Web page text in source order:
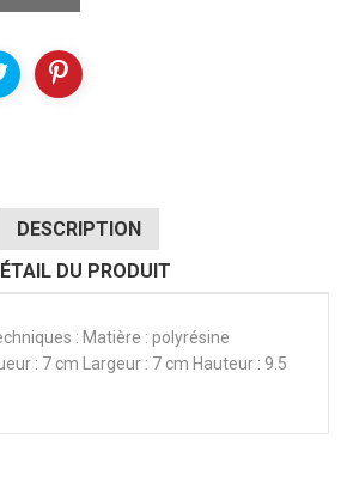
DESCRIPTION
DU PRODUIT
: Matière : polyrésine
: 7 cm Largeur : 7 cm Hauteur : 9.5